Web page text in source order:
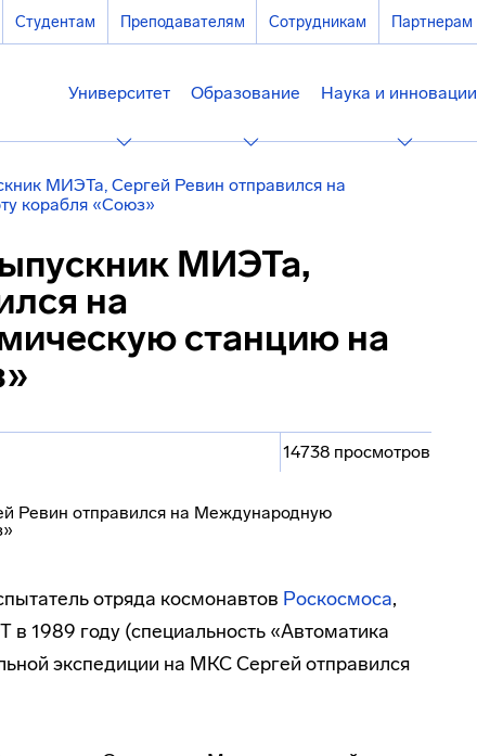
Студентам Преподавателям Сотрудникам Партнерам
Университет Образование Наука и инновации
МИЭТа, Сергей Ревин отправился на
корабля «Союз»
МИЭТа,
на
станцию на
14738 просмотров
отряда космонавтов Роскосмоса,
1989 году (специальность «Автоматика
экспедиции на МКС Сергей отправился